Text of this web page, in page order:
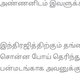
அண்ணனிடம்
இந்திரஜித்திற்கும்
சொன்ன போய்
பன்மடங்காக அவனுக்கு